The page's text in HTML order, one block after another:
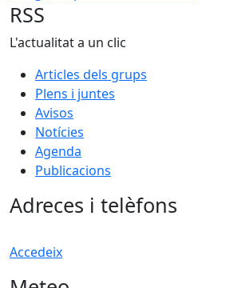
RSS
L'actualitat a un clic
Articles dels grups
Plens i juntes
Avisos
Notícies
Agenda
Publicacions
Adreces i telèfons
Accedeix